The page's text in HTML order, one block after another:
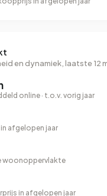
en dynamiek, laatste 12
online · t.o.v. vorig jaar
afgelopen jaar
woonoppervlakte
in afgelopen jaar